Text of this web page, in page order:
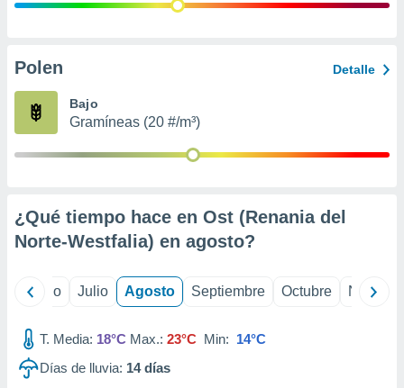
e
publicidad
Polen Detalle
Bajo
Gramíneas (20 #/m³)
¿Qué tiempo hace en Ost (Renania del
Norte-Westfalia) en agosto?
Junio Julio Agosto Septiembre Octubre
T. Media: 18°C Max.: 23°C Min: 14°C
Días de lluvia: 14días